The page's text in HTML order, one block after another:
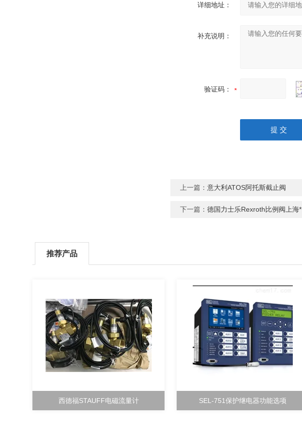
详细地址：
补充说明：
验证码：
上一篇： 意大利ATOS阿托斯截止阀
下一篇： 德国力士乐Rexroth比例阀上海*
推荐产品
西德福STAUFF电磁流量计 SEL-751保护继电器功能选项